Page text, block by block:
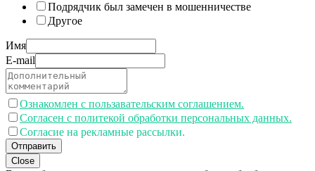
Подрядчик был замечен в мошенничестве
Другое
Имя
E-mail
Ознакомлен с пользавательским соглашением.
Согласен с политекой обработки персональных данных.
Согласие на рекламные рассылки.
Отправить
Close